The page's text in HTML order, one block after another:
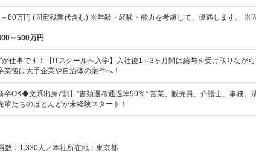
80万円 (固定残業代含む) ※年齢・経験・能力を考慮して、優遇します。 ※
～500万円
が仕事です！【ITスクールへ入学】入社後1～3ヶ月間は給与を受け取りなが
業後は大手企業や自治体の案件へ！
卒OK◆文系出身7割】”書類選考通過率90％” 営業、販売員、介護士、事務、
輩たちのほとんどが未経験スタート！
数：1,330人／本社所在地：東京都